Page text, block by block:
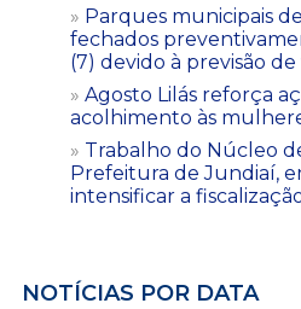
Parques municipais
fechados
(7) devido à previsão
Agosto Lilás reforça
acolhimento às
Trabalho do Núcleo
Prefeitura de Jundiaí,
intensificar a
NOTÍCIAS POR DATA